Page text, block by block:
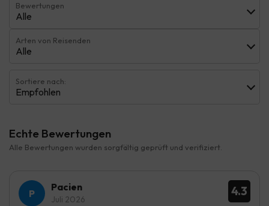
Bewertungen
Alle
Arten von Reisenden
Alle
Sortiere nach:
Empfohlen
Echte Bewertungen
Alle Bewertungen wurden sorgfältig geprüft und verifiziert.
4.3
Pacien
Juli 2026